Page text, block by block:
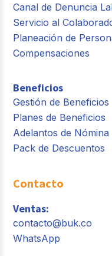
Canal de Denuncia
Servicio al
Planeación de
Compensaciones
Beneficios
Gestión de Beneficios
Planes de Beneficios
Adelantos de Nómina
Pack de Descuentos
Contacto
Ventas:
contacto@buk.co
WhatsApp